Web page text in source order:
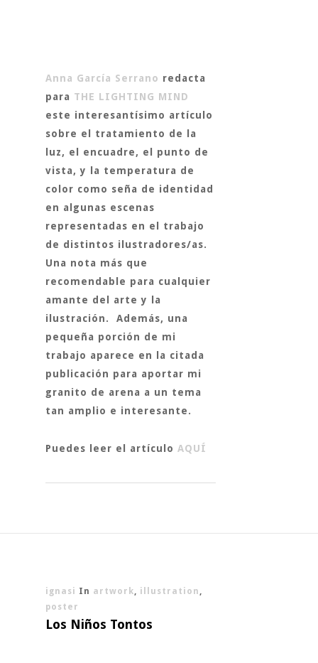
Anna García Serrano redacta
para THE LIGHTING MIND
este interesantísimo artículo
sobre el tratamiento de la
luz, el encuadre, el punto de
vista, y la temperatura de
color como seña de identidad
en algunas escenas
representadas en el trabajo
de distintos ilustradores/as.
Una nota más que
recomendable para cualquier
amante del arte y la
ilustración. Además, una
pequeña porción de mi
trabajo aparece en la citada
publicación para aportar mi
granito de arena a un tema
tan amplio e interesante.
Puedes leer el artículo AQUÍ
ignasi In artwork, illustration ,
poster
Los Niños Tontos